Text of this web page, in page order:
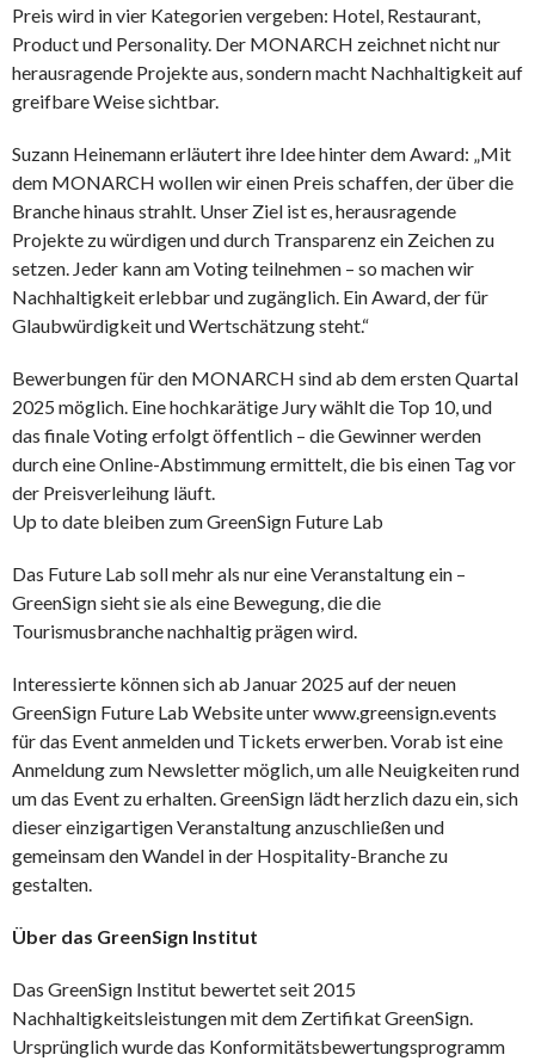
Preis wird in vier Kategorien vergeben: Hotel, Restaurant,
Product und Personality. Der MONARCH zeichnet nicht nur
herausragende Projekte aus, sondern macht Nachhaltigkeit auf
greifbare Weise sichtbar.
Suzann Heinemann erläutert ihre Idee hinter dem Award: „Mit
dem MONARCH wollen wir einen Preis schaffen, der über die
Branche hinaus strahlt. Unser Ziel ist es, herausragende
Projekte zu würdigen und durch Transparenz ein Zeichen zu
setzen. Jeder kann am Voting teilnehmen – so machen wir
Nachhaltigkeit erlebbar und zugänglich. Ein Award, der für
Glaubwürdigkeit und Wertschätzung steht.“
Bewerbungen für den MONARCH sind ab dem ersten Quartal
2025 möglich. Eine hochkarätige Jury wählt die Top 10, und
das finale Voting erfolgt öffentlich – die Gewinner werden
durch eine Online-Abstimmung ermittelt, die bis einen Tag vor
der Preisverleihung läuft.
Up to date bleiben zum GreenSign Future Lab
Das Future Lab soll mehr als nur eine Veranstaltung ein –
GreenSign sieht sie als eine Bewegung, die die
Tourismusbranche nachhaltig prägen wird.
Interessierte können sich ab Januar 2025 auf der neuen
GreenSign Future Lab Website unter www.greensign.events
für das Event anmelden und Tickets erwerben. Vorab ist eine
Anmeldung zum Newsletter möglich, um alle Neuigkeiten rund
um das Event zu erhalten. GreenSign lädt herzlich dazu ein, sich
dieser einzigartigen Veranstaltung anzuschließen und
gemeinsam den Wandel in der Hospitality-Branche zu
gestalten.
Über das GreenSign Institut
Das GreenSign Institut bewertet seit 2015
Nachhaltigkeitsleistungen mit dem Zertifikat GreenSign.
Ursprünglich wurde das Konformitätsbewertungsprogramm